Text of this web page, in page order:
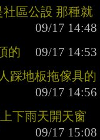
區公設 那種就
的
踩地板拖傢具的
下雨天開天窗